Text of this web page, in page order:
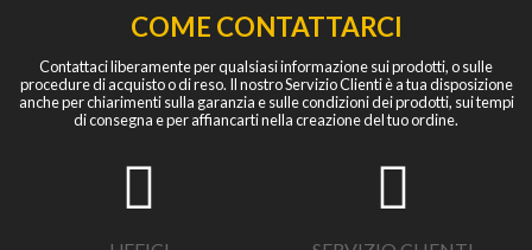
COME CONTATTARCI
Contattaci liberamente per qualsiasi informazione sui prodotti, o sulle
procedure di acquisto o di reso. Il nostro Servizio Clienti è a tua disposizione
anche per chiarimenti sulla garanzia e sulle condizioni dei prodotti, sui tempi
di consegna e per affiancarti nella creazione del tuo ordine.